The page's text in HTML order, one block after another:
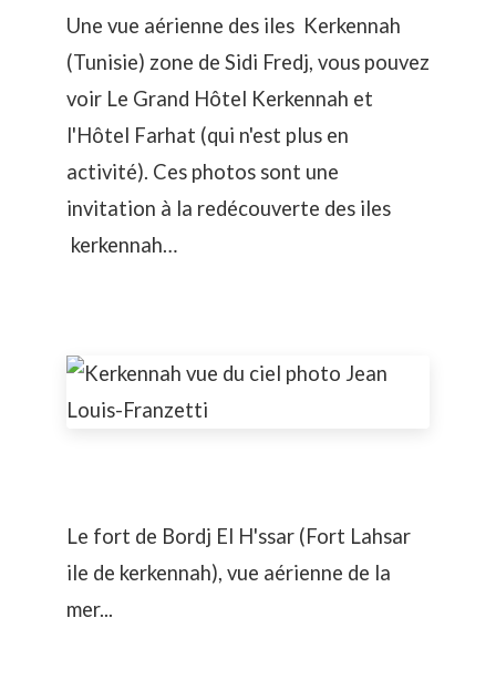
Une vue aérienne des iles Kerkennah
(Tunisie) zone de Sidi Fredj, vous pouvez
voir Le Grand Hôtel Kerkennah et
l'Hôtel Farhat (qui n'est plus en
activité). Ces photos sont une
invitation à la redécouverte des iles
kerkennah…
Le fort de Bordj El H'ssar (Fort Lahsar
ile de kerkennah), vue aérienne de la
mer...